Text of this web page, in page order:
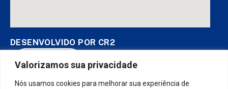
Valorizamos sua privacidade
Nós usamos cookies para melhorar sua experiência de
DESENVOLVIDO POR CR2
Muito mais quecriar siteousistema para prefeituras! Realizamos